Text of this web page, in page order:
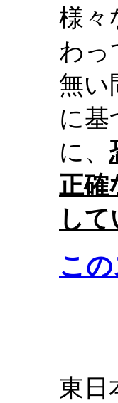
様々
わっ
無い
に基
に、
正確
して
こ
東日